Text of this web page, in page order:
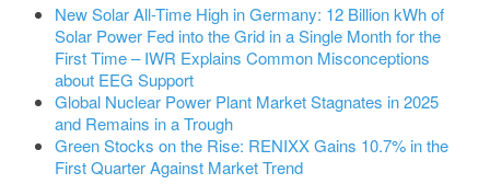
New Solar All-Time High in Germany: 12 Billion kWh of
Solar Power Fed into the Grid in a Single Month for the
First Time – IWR Explains Common Misconceptions
about EEG Support
Global Nuclear Power Plant Market Stagnates in 2025
and Remains in a Trough
Green Stocks on the Rise: RENIXX Gains 10.7% in the
First Quarter Against Market Trend